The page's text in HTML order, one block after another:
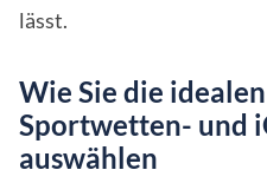
lässt.
Wie Sie die
Sportwetten- und
auswählen